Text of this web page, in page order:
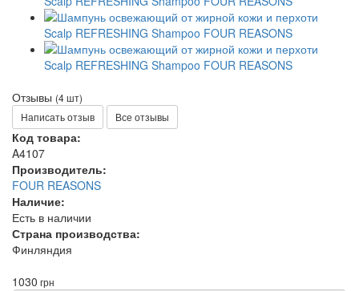
Отзывы (4 шт)
Написать отзыв
Все отзывы
Код товара:
A4107
Производитель:
FOUR REASONS
Наличие:
Есть в наличии
Страна производства:
Финляндия
1030 грн